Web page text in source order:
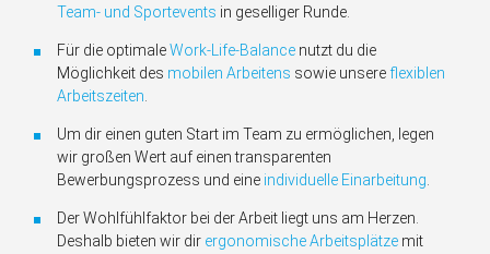
Team- und Sportevents in geselliger Runde.
Für die optimaleWork-Life-Balance nutzt du die
Möglichkeit des mobilen Arbeitens sowie unsere flexiblen
Arbeitszeiten.
Um dir einen guten Start im Team zu ermöglichen, legen
wir großen Wert auf einen transparenten
Bewerbungsprozess und eine individuelle Einarbeitung.
Der Wohlfühlfaktor bei der Arbeit liegt uns am Herzen.
Deshalb bieten wir dir ergonomische Arbeitsplätze mit